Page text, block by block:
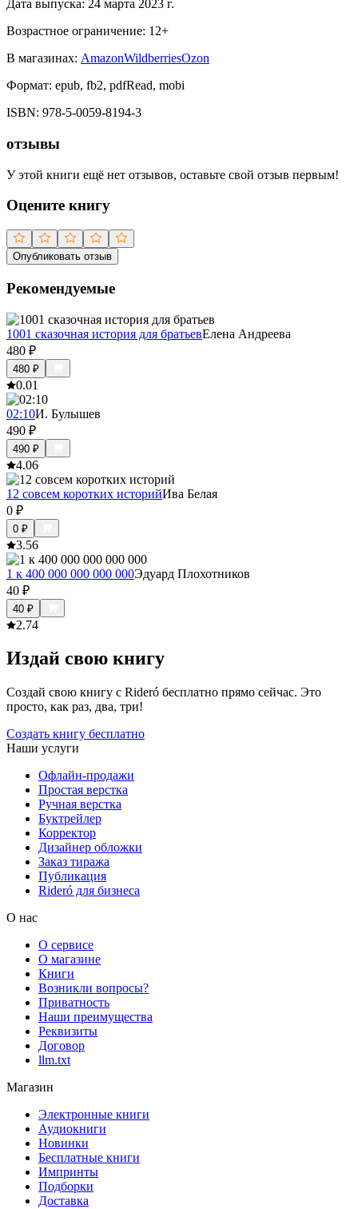
Дата выпуска: 24 марта 2023 г.
Возрастное ограничение: 12+
В магазинах: AmazonWildberriesOzon
Формат: epub, fb2, pdfRead, mobi
ISBN: 978-5-0059-8194-3
отзывы
У этой книги ещё нет отзывов, оставьте свой отзыв первым!
Оцените книгу
Опубликовать отзыв
Рекомендуемые
1001 сказочная история для братьевЕлена Андреева
480 ₽
480 ₽
0.01
02:10И. Булышев
490 ₽
490 ₽
4.06
12 совсем коротких историйИва Белая
0 ₽
0 ₽
3.56
1 к 400 000 000 000 000Эдуард Плохотников
40 ₽
40 ₽
2.74
Издай свою книгу
Создай свою книгу с Rideró бесплатно прямо сейчас. Это
просто, как раз, два, три!
Создать книгу бесплатно
Наши услуги
Офлайн-продажи
Простая верстка
Ручная верстка
Буктрейлер
Корректор
Дизайнер обложки
Заказ тиража
Публикация
Rideró для бизнеса
О нас
О сервисе
О магазине
Книги
Возникли вопросы?
Приватность
Наши преимущества
Реквизиты
Договор
llm.txt
Магазин
Электронные книги
Аудиокниги
Новинки
Бесплатные книги
Импринты
Подборки
Доставка